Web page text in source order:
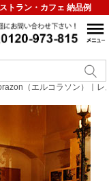
トラン・カフェ 納品例
（エルコラソン）｜レ